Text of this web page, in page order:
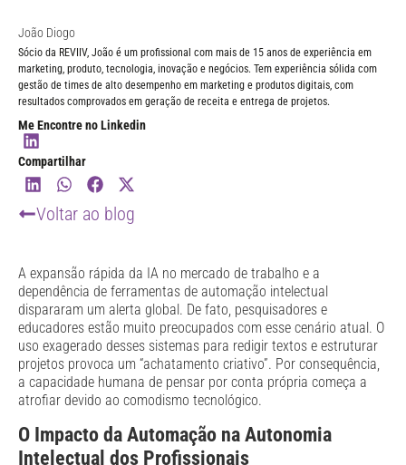
João Diogo
Sócio da REVIIV, João é um profissional com mais de 15 anos de experiência em
marketing, produto, tecnologia, inovação e negócios. Tem experiência sólida com
gestão de times de alto desempenho em marketing e produtos digitais, com
resultados comprovados em geração de receita e entrega de projetos.
Me Encontre no Linkedin
Compartilhar
Voltar ao blog
A expansão rápida da IA no mercado de trabalho e a
dependência de ferramentas de automação intelectual
dispararam um alerta global. De fato, pesquisadores e
educadores estão muito preocupados com esse cenário atual. O
uso exagerado desses sistemas para redigir textos e estruturar
projetos provoca um “achatamento criativo”. Por consequência,
a capacidade humana de pensar por conta própria começa a
atrofiar devido ao comodismo tecnológico.
O Impacto da Automação na Autonomia
Intelectual dos Profissionais